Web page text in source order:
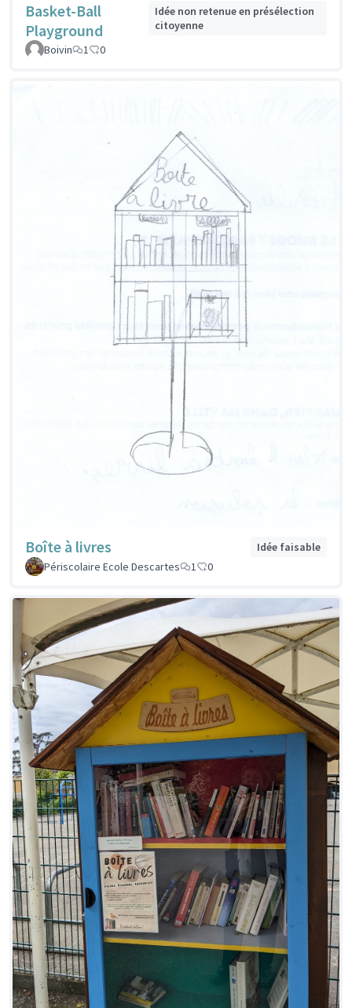
Basket-Ball
Playground
Idée non retenue en présélection
citoyenne
Boivin
1 0
Boîte à livres
Idée faisable
Périscolaire Ecole Descartes
1 0